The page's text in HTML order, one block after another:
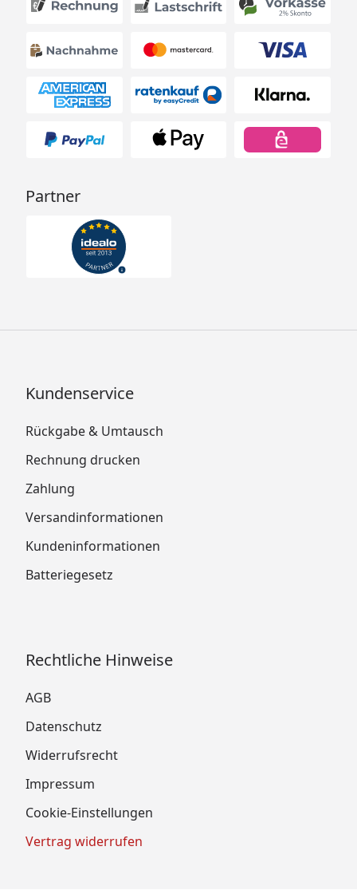
Partner
Kundenservice
Rückgabe & Umtausch
Rechnung drucken
Zahlung
Versandinformationen
Kundeninformationen
Batteriegesetz
Rechtliche Hinweise
AGB
Datenschutz
Widerrufsrecht
Impressum
Cookie-Einstellungen
Vertrag widerrufen